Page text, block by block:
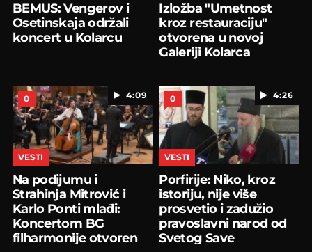
BEMUS: Vengerov i
Osetinskaja održali
koncert u Kolarcu
Izložba "Umetnost
kroz restauraciju"
otvorena u novoj
Galeriji Kolarca
4:09
0
VESTI
Na podijumu i
Strahinja Mitrović i
Karlo Ponti mlađi:
Koncertom BG
filharmonije otvoren
4:26
0
VESTI
Porfirije: Niko, kroz
istoriju, nije više
prosvetio i zadužio
pravoslavni narod od
Svetog Save